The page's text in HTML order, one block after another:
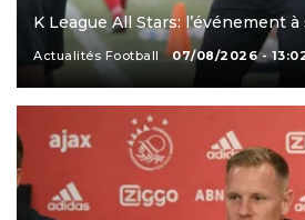
K League All Stars: l’événement
Actualités Football 07/08/2026 -